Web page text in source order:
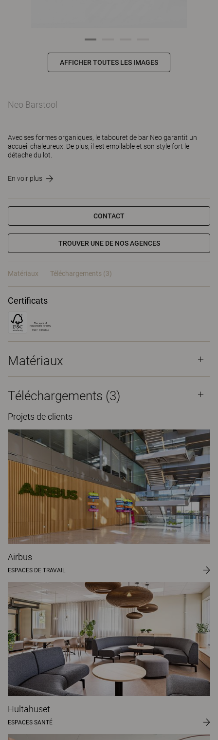
AFFICHER TOUTES LES IMAGES
Neo Barstool
Avec ses formes organiques, le tabouret de bar Neo garantit un
accueil chaleureux. De plus, il est empilable et son style fort le
détache du lot.
En voir plus
CONTACT
TROUVER UNE DE NOS AGENCES
Matériaux Téléchargements (3)
Certificats
Matériaux
Téléchargements (3)
Projets de clients
Airbus
ESPACES DE TRAVAIL
Hultahuset
ESPACES SANTÉ